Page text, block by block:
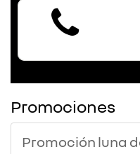
Promociones
Promoción luna